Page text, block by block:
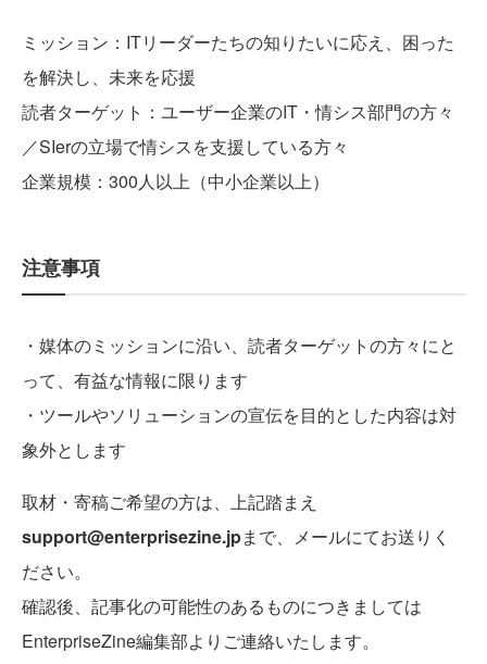
ミッション：ITリーダーたちの知りたいに応え、困った
を解決し、未来を応援
読者ターゲット：ユーザー企業のIT・情シス部門の方々
／SIerの立場で情シスを支援している方々
企業規模：300人以上（中小企業以上）
注意事項
・媒体のミッションに沿い、読者ターゲットの方々にと
って、有益な情報に限ります
・ツールやソリューションの宣伝を目的とした内容は対
象外とします
取材・寄稿ご希望の方は、上記踏まえ
まで、メールにてお送りく
ださい。
確認後、記事化の可能性のあるものにつきましては
EnterpriseZine編集部よりご連絡いたします。